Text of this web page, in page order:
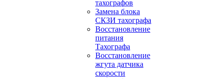
тахографов
Замена блока
СКЗИ тахографа
Восстановление
питания
Тахографа
Восстановление
жгута датчика
скорости